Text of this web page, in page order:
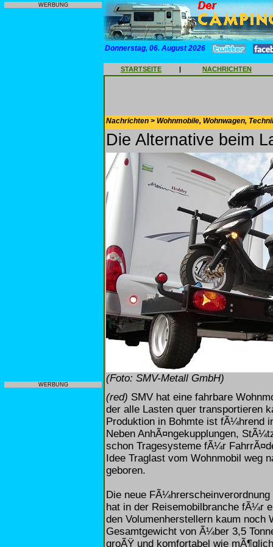
WERBUNG
WERBUNG
Donnerstag, 06. August 2026
STARTSEITE | NACHRICHTEN
Nachrichten > Wohnmobile, Wohnwagen,
Die Alternative beim
(Foto: SMV-Metall GmbH)
(red) SMV hat eine fahrbare
der alle Lasten quer transportieren
Produktion in Bohmte ist fÃ¼hrend
Neben AnhÃ¤ngekupplungen,
schon Tragesysteme fÃ¼r
Idee Traglast vom Wohnmobil weg
geboren.
Die neue
hat in der Reisemobilbranche fÃ¼r
den Volumenherstellern kaum noch
Gesamtgewicht von Ã¼ber 3,5
groÃŸ und komfortabel wie